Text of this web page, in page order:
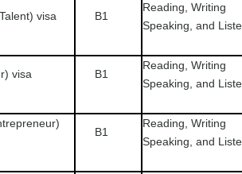
visa B1
Reading, Writing
Speaking, and
visa B1
Reading, Writing
Speaking, and
B1
Reading, Writing
Speaking, and